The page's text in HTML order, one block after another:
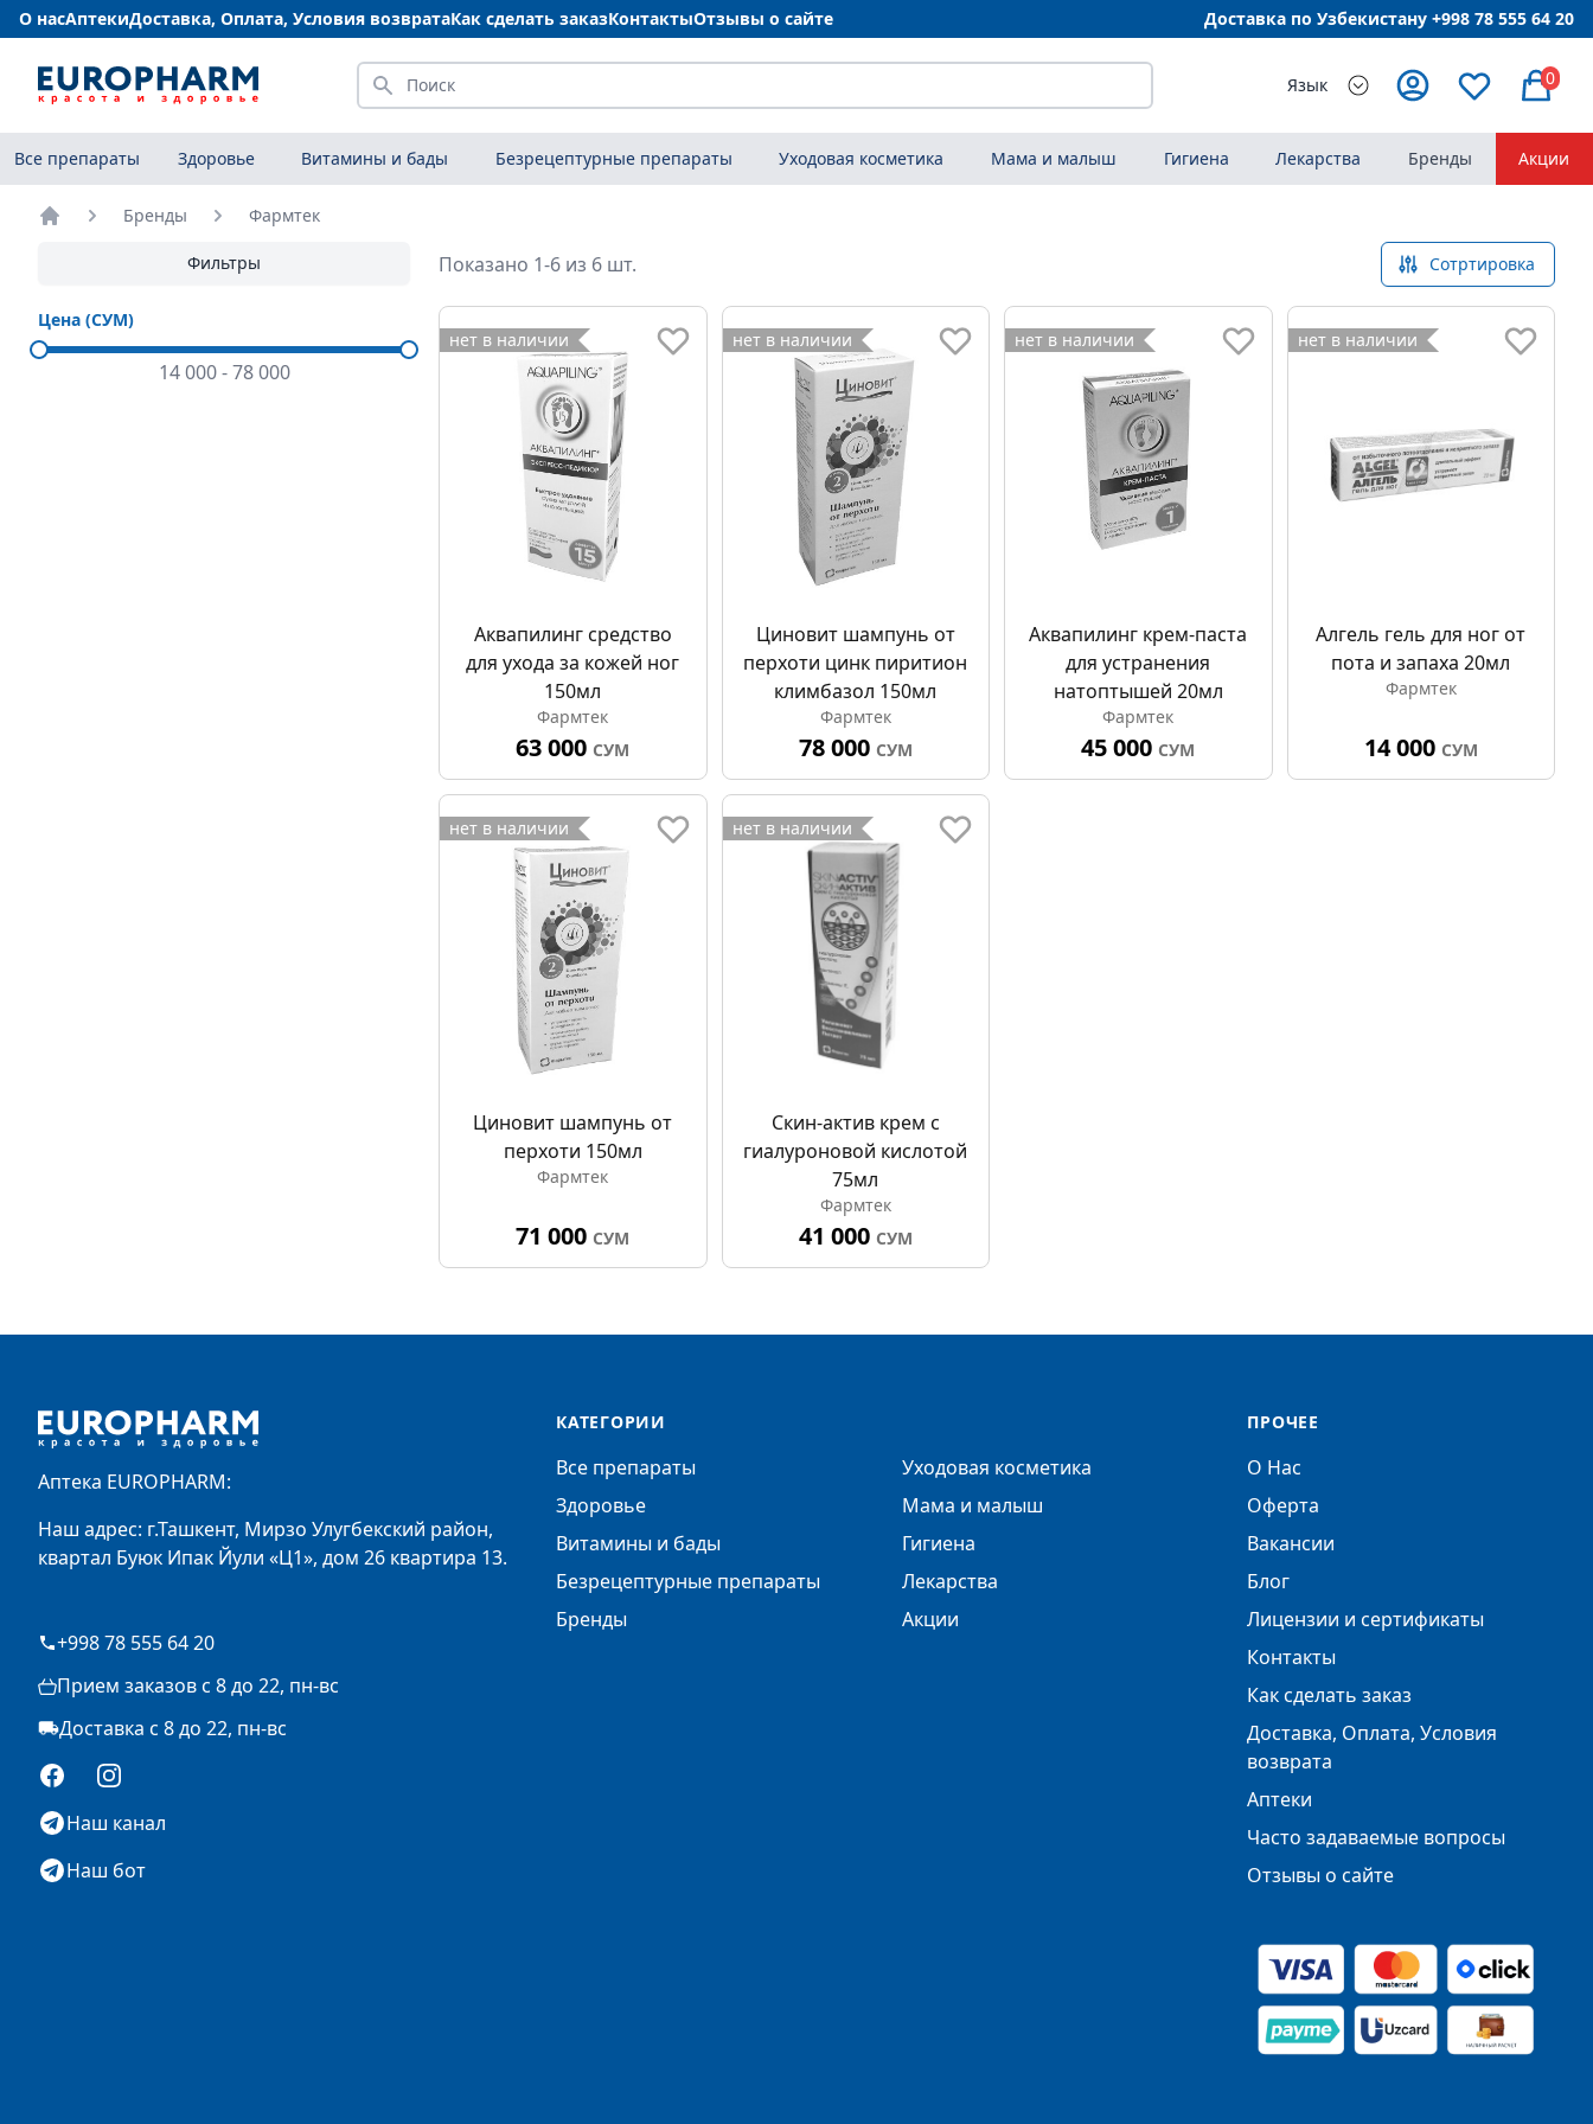
О насАптекиДоставка, Оплата, Условия возвратаКак сделать заказКонтактыОтзывы о сайте Доставка по Узбекистану +998 78 555 64 20
Искать Язык 0
Все препараты Здоровье Витамины и бады Безрецептурные препараты Уходовая косметика Мама и малыш Гигиена Лекарства Бренды Акции
Бренды Фармтек
Фильтры
Цена (СУМ)
14 000-78 000
Показано 1-6 из 6 шт. Сотртировка
нет в наличии
Аквапилинг средство
для ухода за кожей ног
150мл
Фармтек
63 000 СУМ
нет в наличии
Циновит шампунь от
перхоти цинк пиритион
климбазол 150мл
Фармтек
78 000 СУМ
нет в наличии
Аквапилинг крем-паста
для устранения
натоптышей 20мл
Фармтек
45 000 СУМ
нет в наличии
Алгель гель для ног от
пота и запаха 20мл
Фармтек
14 000 СУМ
нет в наличии
Циновит шампунь от
перхоти 150мл
Фармтек
71 000 СУМ
нет в наличии
Скин-актив крем с
гиалуроновой кислотой
75мл
Фармтек
41 000 СУМ
Аптека EUROPHARM:
Наш адрес: г.Ташкент, Мирзо Улугбекский район,
квартал Буюк Ипак Йули «Ц1», дом 26 квартира 13.
+998 78 555 64 20
Прием заказов с 8 до 22, пн-вс
Доставка с 8 до 22, пн-вс
FacebookInstagram
Наш канал
Наш бот
КАТЕГОРИИ
Все препараты
Здоровье
Витамины и бады
Безрецептурные препараты
Бренды
Уходовая косметика
Мама и малыш
Гигиена
Лекарства
Акции
ПРОЧЕЕ
О Нас
Оферта
Вакансии
Блог
Лицензии и сертификаты
Контакты
Как сделать заказ
Доставка, Оплата, Условия
возврата
Аптеки
Часто задаваемые вопросы
Отзывы о сайте